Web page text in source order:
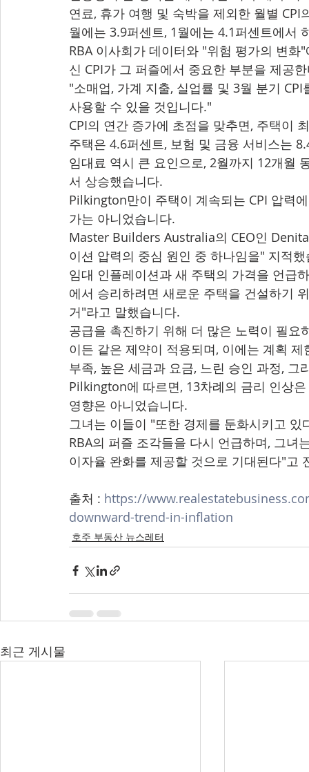
연료, 휴가 여행 및 숙박을 제외한 월별
월에는 3.9퍼센트, 1월에는 4.1퍼센트에서
RBA 이사회가 데이터와 "위험 평가의 변
신 CPI가 그 퍼즐에서 중요한 부분을 제공
"소매업, 가계 지출, 실업률 및 3월 분기
사용할 수 있을 것입니다."
CPI의 연간 증가에 초점을 맞추면, 주택이
주택은 4.6퍼센트, 보험 및 금융 서비스는
임대료 역시 큰 요인으로, 2월까지 12개월
서 상승했습니다.
Pilkington만이 주택이 계속되는 CPI 압력
가는 아니었습니다.
Master Builders Australia의 CEO인
이션 압력의 중심 원인 중 하나임을" 지적
임대 인플레이션과 새 주택의 가격을 언급
에서 승리하려면 새로운 주택을 건설하기
거"라고 말했습니다.
공급을 촉진하기 위해 더 많은 노력이 필요
이든 같은 제약이 적용되며, 이에는 계획
부족, 높은 세금과 요금, 느린 승인 과정,
Pilkington에 따르면, 13차례의 금리 인상
영향은 아니었습니다.
그녀는 이들이 "또한 경제를 둔화시키고 있
RBA의 퍼즐 조각들을 다시 언급하며, 그
이자율 완화를 제공할 것으로 기대된다"고
출처 : https://
downward-trend-in-inflation
호주 부동산 뉴스레터
최근 게시물